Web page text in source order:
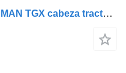
81350109288 diferencial para MAN TGX cabeza tractora